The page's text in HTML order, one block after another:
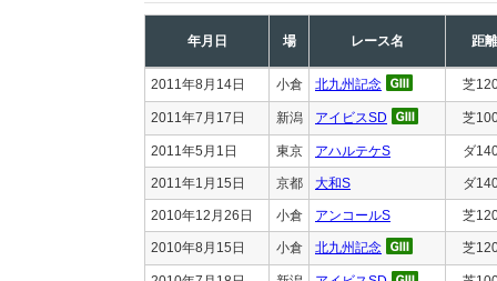
年月日 場 レース名 距離
2011年8月14日 小倉 北九州記念 芝
2011年7月17日 新潟 アイビスSD 芝
2011年5月1日 東京 アハルテケS ダ
2011年1月15日 京都 大和S ダ
2010年12月26日 小倉 アンコールS 芝
2010年8月15日 小倉 北九州記念 芝